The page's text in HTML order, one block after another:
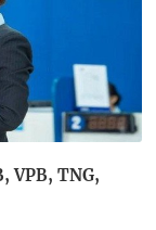
VPB, TNG,